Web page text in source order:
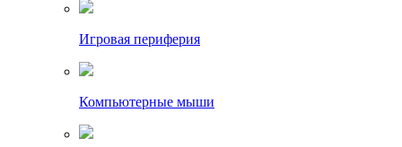
Игровая периферия
Компьютерные мыши